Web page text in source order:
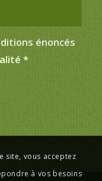
énoncés
*
site, vous acceptez
à vos besoins